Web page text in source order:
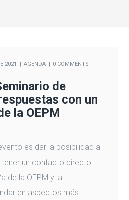
2021 AGENDA 0 COMMENTS
de
con un
la OEPM
es dar la posibilidad a
un contacto directo
de la OEPM y la
en aspectos más